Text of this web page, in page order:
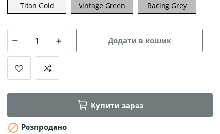
Titan Gold Vintage Green Racing Grey
Додати в кошик
Купити зараз
 Розпродано